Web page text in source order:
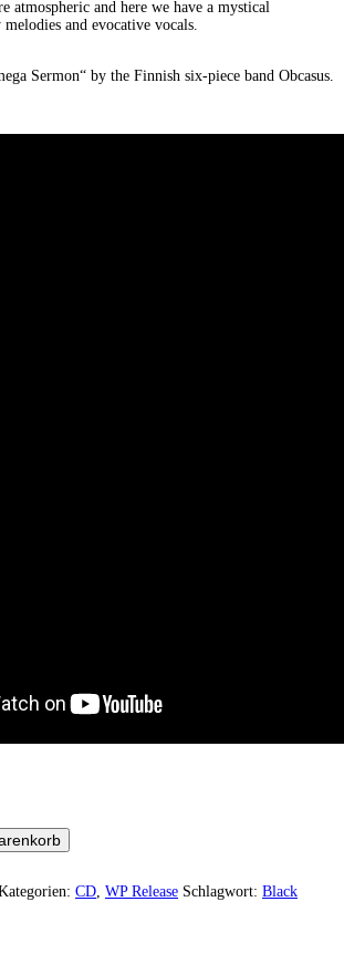
atmospheric and here we have a mystical
and evocative vocals.
Sermon“ by the Finnish six-piece band Obcasus.
CD, WP Release Schlagwort: Black